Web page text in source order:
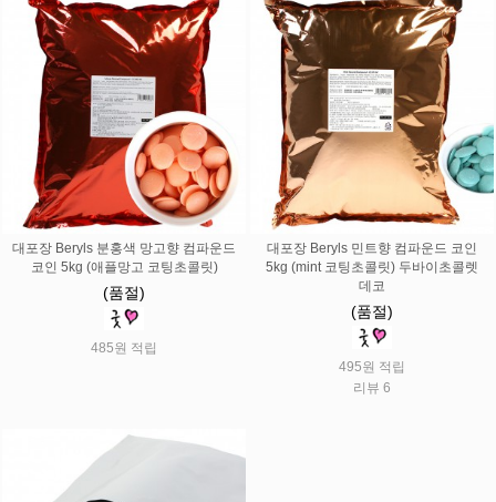
대포장 Beryls 분홍색 망고향 컴파운드
코인 5kg (애플망고 코팅초콜릿)
(품절)
485원 적립
대포장 Beryls 민트향 컴파운드 코인
5kg (mint 코팅초콜릿) 두바이초콜렛
데코
(품절)
495원 적립
리뷰 6